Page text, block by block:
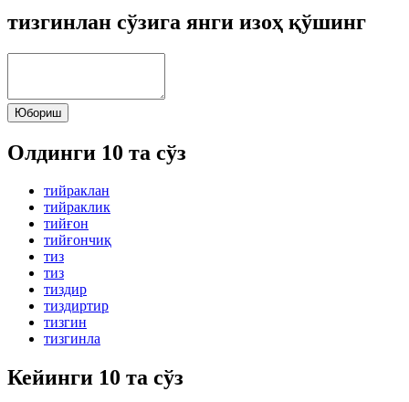
тизгинлан сўзига янги изоҳ қўшинг
Юбориш
Олдинги 10 та сўз
тийраклан
тийраклик
тийғон
тийғончиқ
тиз
тиз
тиздир
тиздиртир
тизгин
тизгинла
Кейинги 10 та сўз